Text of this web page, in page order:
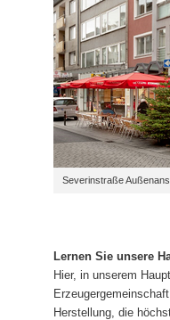
Severinstraße
Lernen Sie unsere
Hier, in unserem
Herstellung, die